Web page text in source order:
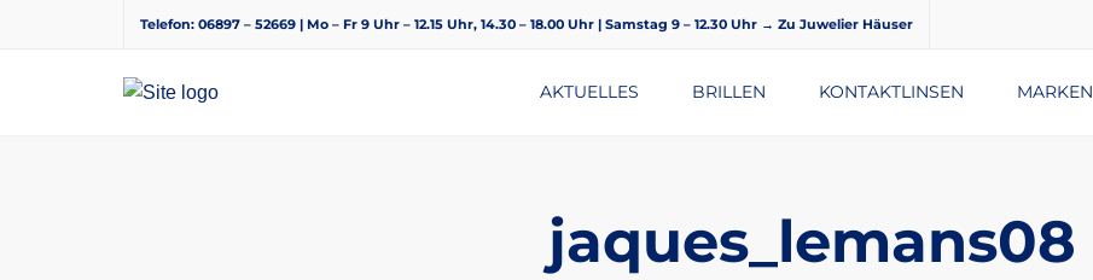
Telefon: 06897 – 52669 | Mo – Fr 9 Uhr – 12.15 Uhr, 14.30 – 18.00 Uhr | Samstag 9 – 12.30 Uhr → Zu Juwelier Häuser
AKTUELLES BRILLEN KONTAKTLINSEN MARKEN
jaques_lemans08